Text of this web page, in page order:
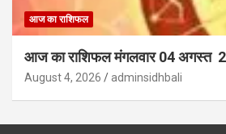
आज का राशिफल
आज का राशिफल मंगलवार 04 अगस्त
August 4, 2026 adminsidhbali